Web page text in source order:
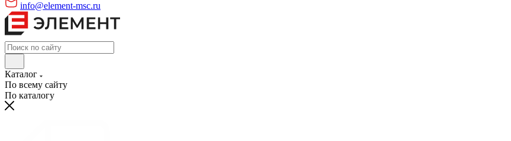
info@element-msc.ru
Каталог
По всему сайту
По каталогу